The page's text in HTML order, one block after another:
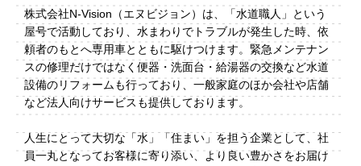
容
株式会社N-Vision（エヌビジョン）は、「水道職人」という
屋号で活動しており、水まわりでトラブルが発生した時、依
頼者のもとへ専用車とともに駆けつけます。緊急メンテナン
スの修理だけではなく便器・洗面台・給湯器の交換など水道
設備のリフォームも行っており、一般家庭のほか会社や店舗
など法人向けサービスも提供しております。
人生にとって大切な「水」「住まい」を担う企業として、社
員一丸となってお客様に寄り添い、より良い豊かさをお届け